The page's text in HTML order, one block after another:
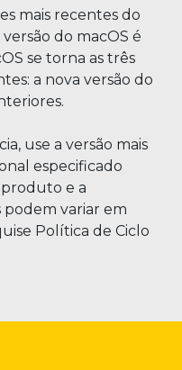
mais recentes do
do macOS é
se torna as três
a nova versão do
use a versão mais
especificado
e a
variar em
Política de Ciclo